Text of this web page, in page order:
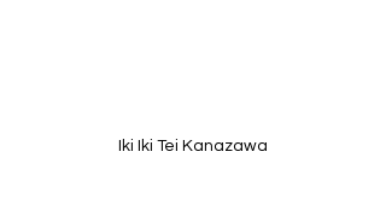
Iki Iki Tei Kanazawa